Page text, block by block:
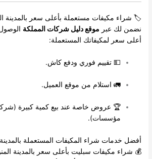
🏷️ شراء مكيفات مستعملة بأعلى سعر بالمدينة
نضمن لك عبر موقع دليل شركات المملكة
أعلى سعر لمكيفاتك المستعملة:
💵 تقييم فوري ودفع كاش.
🚛 استلام من موقع العميل.
🏆 عروض خاصة عند بيع كمية كبيرة
مؤسسات).
أفضل خدمات شراء المكيفات المستعملة بالمدينة
💰 شراء مكيفات سبليت بأعلى سعر بالمدينة